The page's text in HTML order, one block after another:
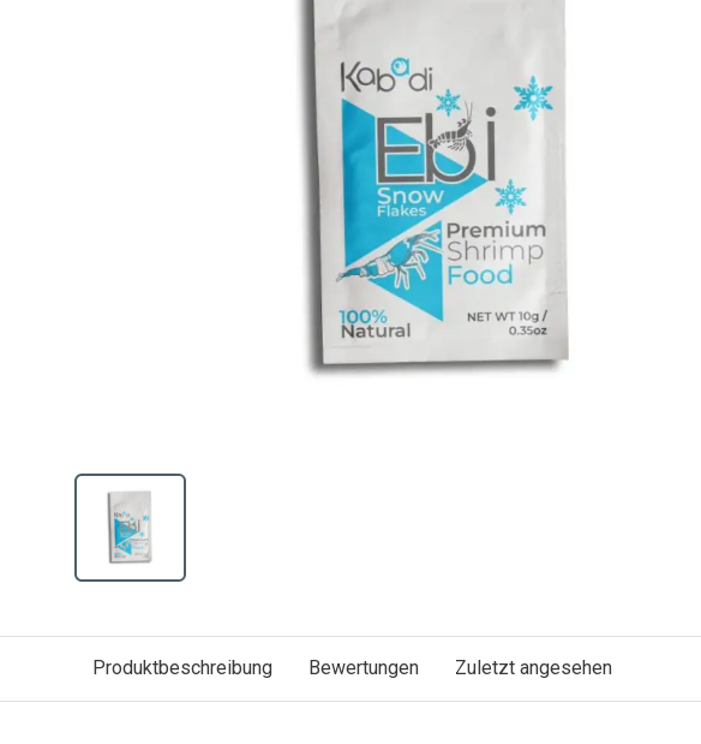
Produktbeschreibung Bewertungen Zuletzt angesehen